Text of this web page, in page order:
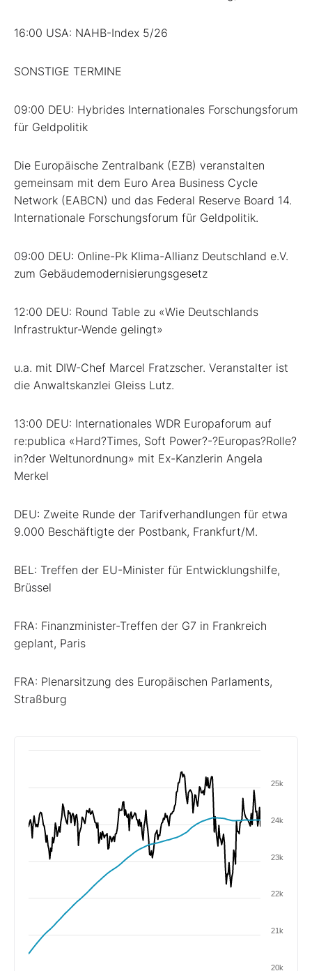
16:00 USA: NAHB-Index 5/26
SONSTIGE TERMINE
09:00 DEU: Hybrides Internationales Forschungsforum
für Geldpolitik
Die Europäische Zentralbank (EZB) veranstalten
gemeinsam mit dem Euro Area Business Cycle
Network (EABCN) und das Federal Reserve Board 14.
Internationale Forschungsforum für Geldpolitik.
09:00 DEU: Online-Pk Klima-Allianz Deutschland e.V.
zum Gebäudemodernisierungsgesetz
12:00 DEU: Round Table zu «Wie Deutschlands
Infrastruktur-Wende gelingt»
u.a. mit DIW-Chef Marcel Fratzscher. Veranstalter ist
die Anwaltskanzlei Gleiss Lutz.
13:00 DEU: Internationales WDR Europaforum auf
re:publica «Hard?Times, Soft Power?-?Europas?Rolle?
in?der Weltunordnung» mit Ex-Kanzlerin Angela
Merkel
DEU: Zweite Runde der Tarifverhandlungen für etwa
9.000 Beschäftigte der Postbank, Frankfurt/M.
BEL: Treffen der EU-Minister für Entwicklungshilfe,
Brüssel
FRA: Finanzminister-Treffen der G7 in Frankreich
geplant, Paris
FRA: Plenarsitzung des Europäischen Parlaments,
Straßburg
20k
21k
22k
23k
24k
25k